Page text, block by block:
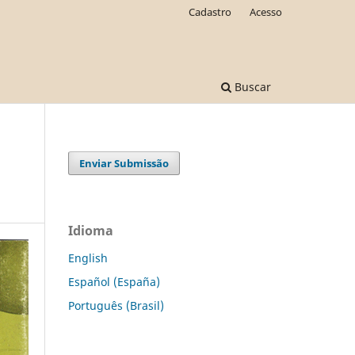
Buscar
Cadastro Acesso
Enviar Submissão
Idioma
English
Español (España)
Português (Brasil)